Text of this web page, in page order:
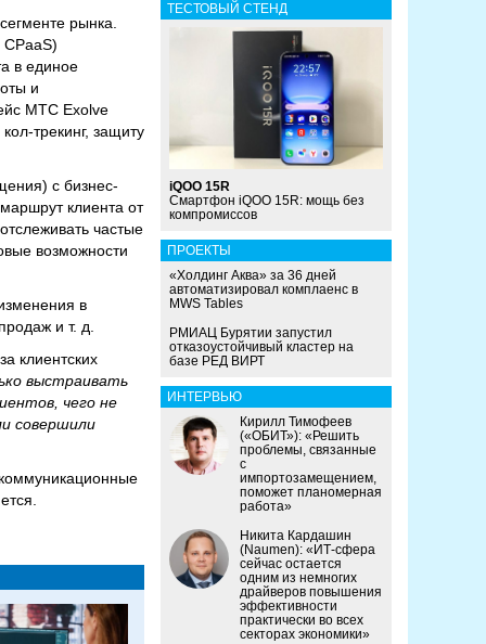
рынка.
в единое
и
МТС Exolve
трекинг, защиту
с бизнес-
клиента от
частые
возможности
в
и т. д.
клиентских
выстраивать
чего не
совершили
ТЕСТОВЫЙ СТЕНД
iQOO 15R
Смартфон iQOO 15R: мощь без
компромиссов
ПРОЕКТЫ
«Холдинг Аква» за 36 дней
автоматизировал комплаенс в
MWS Tables
РМИАЦ Бурятии запустил
отказоустойчивый кластер на
базе РЕД ВИРТ
ИНТЕРВЬЮ
Кирилл Тимофеев
(«ОБИТ»): «Решить
проблемы, связанные
с
импортозамещением,
поможет планомерная
работа»
Никита Кардашин
(Naumen): «ИТ-сфера
сейчас остается
одним из немногих
драйверов повышения
эффективности
практически во всех
секторах экономики»